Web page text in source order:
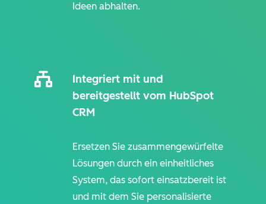
Ideen abhalten.
Integriert mit und
bereitgestellt vom HubSpot
CRM
Ersetzen Sie zusammengewürfelte
Lösungen durch ein einheitliches
System, das sofort einsatzbereit ist
und mit dem Sie personalisierte